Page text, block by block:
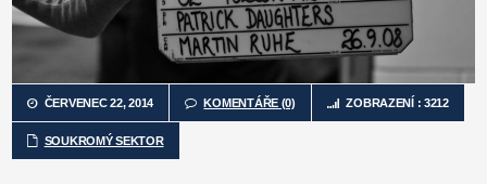
ČERVENEC 22, 2014 KOMENTÁŘE (0) ZOBRAZENÍ : 3212
SOUKROMÝ SEKTOR